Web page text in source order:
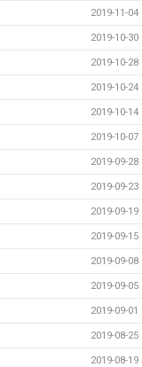
2019-11-04
2019-10-30
2019-10-28
2019-10-24
2019-10-14
2019-10-07
2019-09-28
2019-09-23
2019-09-19
2019-09-15
2019-09-08
2019-09-05
2019-09-01
2019-08-25
2019-08-19